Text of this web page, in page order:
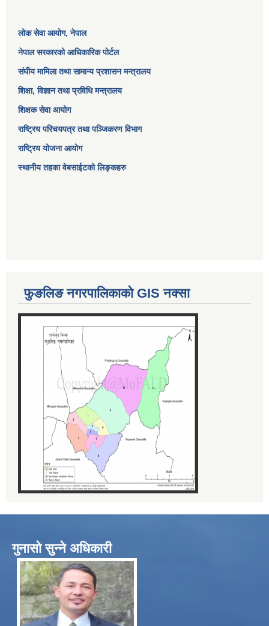
लोक सेवा आयोग, नेपाल
नेपाल सरकारको आधिकारिक पोर्टल
संघीय मामिला तथा सामान्य प्रशासन मन्त्रालय
शिक्षा, विज्ञान तथा प्रविधि मन्त्रालय
शिक्षक सेवा आयोग
राष्ट्रिय परिचयपत्र तथा पञ्जिकरण विभाग
राष्ट्रिय योजना आयोग
स्थानीय तहका वेबसाईटको लिङ्कहरु
फुङलिङ नगरपालिकाको GIS नक्सा
गुनासो सुन्ने अधिकारी